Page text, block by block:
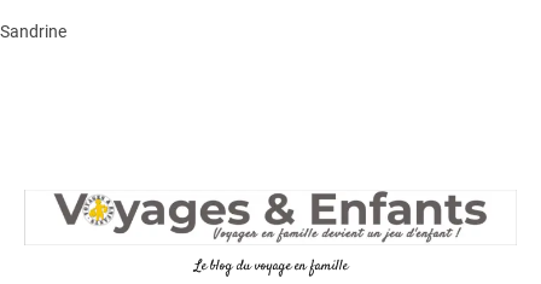
Sandrine
Le blog du voyage en famille